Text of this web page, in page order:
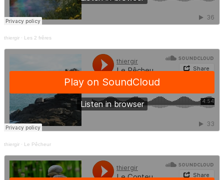
thiergir · Les 2 frêres
thiergir · Le Pêcheur